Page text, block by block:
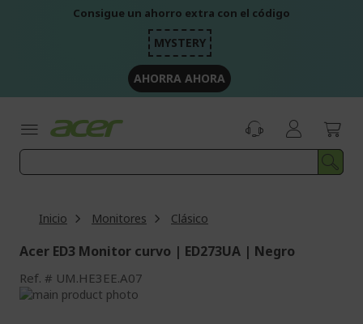
Consigue un ahorro extra con el código
MYSTERY
AHORRA AHORA
Inicio Monitores Clásico
Acer ED3 Monitor curvo | ED273UA | Negro
Ref. UM.HE3EE.A07
Saltar